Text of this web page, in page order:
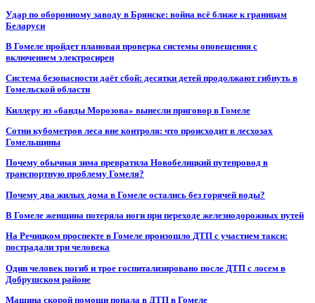
Удар по оборонному заводу в Брянске: война всё ближе к границам
Беларуси
В Гомеле пройдет плановая проверка системы оповещения с
включением электросирен
Система безопасности даёт сбой: десятки детей продолжают гибнуть в
Гомельской области
Киллеру из «банды Морозова» вынесли приговор в Гомеле
Сотни кубометров леса вне контроля: что происходит в лесхозах
Гомельщины
Почему обычная зима превратила Новобелицкий путепровод в
транспортную проблему Гомеля?
Почему два жилых дома в Гомеле остались без горячей воды?
В Гомеле женщина потеряла ноги при переходе железнодорожных путей
На Речицком проспекте в Гомеле произошло ДТП с участием такси:
пострадали три человека
Один человек погиб и трое госпитализировано после ДТП с лосем в
Добрушском районе
Машина скорой помощи попала в ДТП в Гомеле